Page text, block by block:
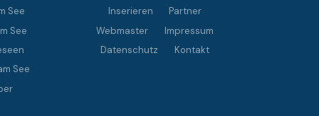
See
See
See
Inserieren
Partner
Webmaster
Impressum
Datenschutz
Kontakt